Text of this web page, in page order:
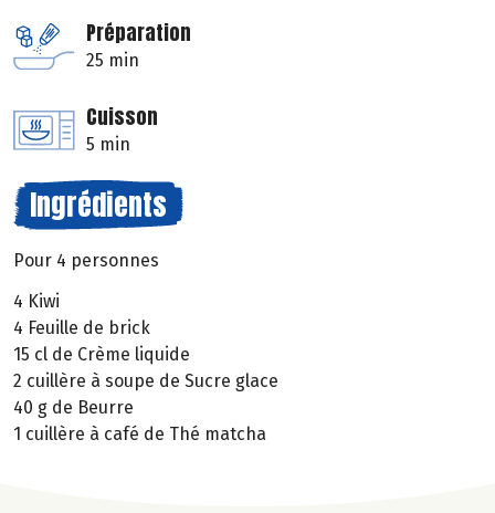
Préparation
25 min
Cuisson
5 min
Ingrédients
Pour 4 personnes
4 Kiwi
4 Feuille de brick
15 cl de Crème liquide
2 cuillère à soupe de Sucre glace
40 g de Beurre
1 cuillère à café de Thé matcha